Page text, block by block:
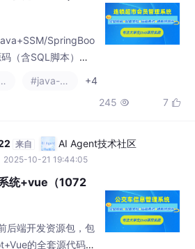
SpringBoo
（含SQL脚本）、
MySQL，支持IDEA/E
+4
245  7 
来自 AI Agent技术社区
2025-10-21 19:44:05
统+vue（1072
后端开发资源包，包
的全套源代码、